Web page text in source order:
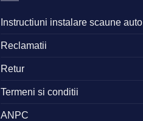
Instructiuni instalare scaune
Reclamatii
Retur
Termeni si conditii
ANPC